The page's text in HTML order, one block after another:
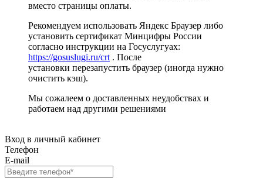
вместо страницы оплаты.
Рекомендуем использовать Яндекс Браузер либо
установить сертификат Минцифры России
согласно инструкции на Госуслугуах:
https://gosuslugi.ru/crt . После
установки перезапустить браузер (иногда нужно
очистить кэш).
Мы сожалеем о доставленных неудобствах и
работаем над другими решениями
Вход в личный кабинет
Телефон
E-mail